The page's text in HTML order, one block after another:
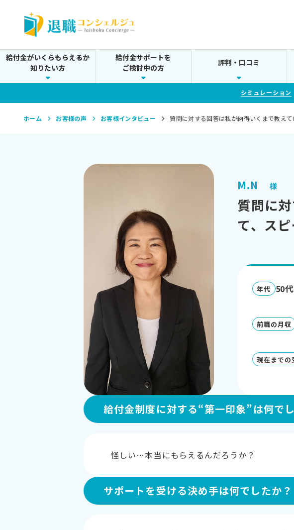
給付金がいくらもらえるか
知りたい方
給付金サポートを
ご検討中の方
評判・口コミ
シミュレーション
ホーム お客様の声 お客様インタビュー 質問に対する回答は私が納得いくまで教え
M.N 様
質問に
て、ス
年代 50
前職の月収
現在までの
給付金制度に対する“第一印象”は何で
怪しい…本当にもらえるんだろうか？
サポートを受ける決め手は何でしたか？